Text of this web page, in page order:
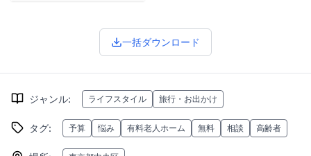
一括ダウンロード
ジャンル: ライフスタイル 旅行・お出かけ
タグ: 予算 悩み 有料老人ホーム 無料 相談 高齢者